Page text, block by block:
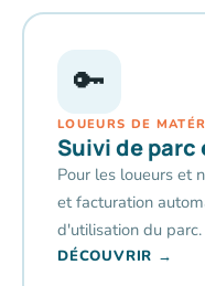
🔑
LOUEURS DE
Suivi de
Pour les loueurs et
et facturation
d'utilisation du parc.
DÉCOUVRIR →